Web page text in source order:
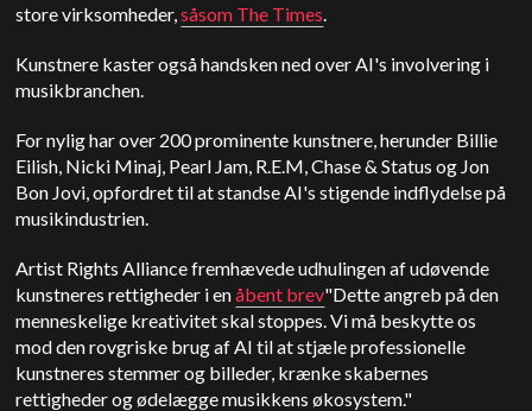
store virksomheder,såsom The Times.
Kunstnere kaster også handsken ned over AI's involvering i
musikbranchen.
For nylig har over 200 prominente kunstnere, herunder Billie
Eilish, Nicki Minaj, Pearl Jam, R.E.M, Chase & Status og Jon
Bon Jovi, opfordret til at standse AI's stigende indflydelse på
musikindustrien.
Artist Rights Alliance fremhævede udhulingen af udøvende
kunstneres rettigheder i enåbent brev"Dette angreb på den
menneskelige kreativitet skal stoppes. Vi må beskytte os
mod den rovgriske brug af AI til at stjæle professionelle
kunstneres stemmer og billeder, krænke skabernes
rettigheder og ødelægge musikkens økosystem."